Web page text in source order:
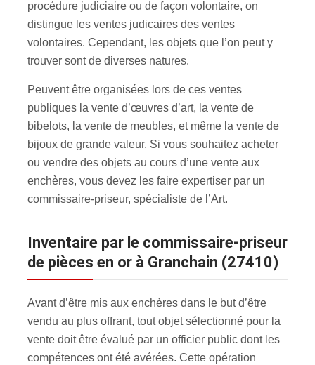
procédure judiciaire ou de façon volontaire, on
distingue les ventes judicaires des ventes
volontaires. Cependant, les objets que l’on peut y
trouver sont de diverses natures.
Peuvent être organisées lors de ces ventes
publiques la vente d’œuvres d’art, la vente de
bibelots, la vente de meubles, et même la vente de
bijoux de grande valeur. Si vous souhaitez acheter
ou vendre des objets au cours d’une vente aux
enchères, vous devez les faire expertiser par un
commissaire-priseur, spécialiste de l’Art.
inventaire par le commissaire-priseur
de pièces en or à Granchain (27410)
Avant d’être mis aux enchères dans le but d’être
vendu au plus offrant, tout objet sélectionné pour la
vente doit être évalué par un officier public dont les
compétences ont été avérées. Cette opération